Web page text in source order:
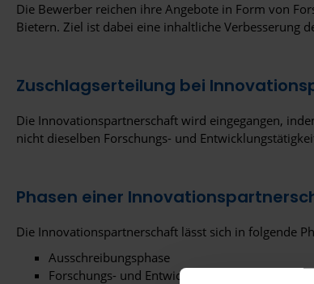
Die Bewerber reichen ihre Angebote in Form von
Bietern. Ziel ist dabei eine inhaltliche Verbesserung
Zuschlagserteilung bei
Die Innovationspartnerschaft wird eingegangen,
nicht dieselben Forschungs- und
Phasen einer
Die Innovationspartnerschaft lässt sich in folgende
Ausschreibungsphase
Forschungs- und Entwicklungsphase: